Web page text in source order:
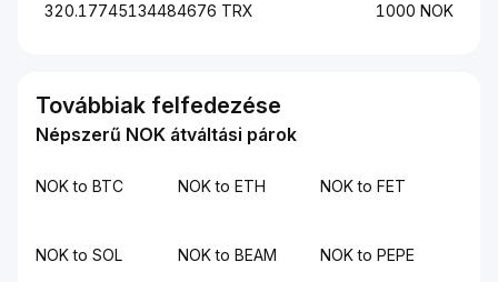
320.17745134484676 TRX 1000 NOK
Továbbiak felfedezése
Népszerű NOK átváltási párok
NOK to BTC NOK to ETH NOK to FET
NOK to SOL NOK to BEAM NOK to PEPE